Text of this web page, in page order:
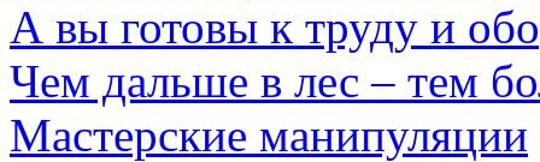
А вы готовы к труду и
Чем дальше в лес – тем
Мастерские манипуляции